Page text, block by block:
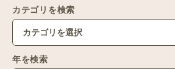
カテゴリを検索
年を検索